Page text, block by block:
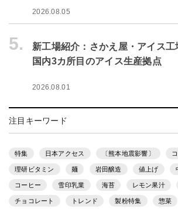
2026.08.05
5.
新工場紹介：さかえ屋・アイス
国内3カ所目のアイス生産拠点
2026.08.01
注目キーワード
特集 日本アクセス 〔熊本地震影響〕
理研ビタミン 麺 岩田醸造 値上げ
コーヒー 雪印乳業 海苔 レモン果汁
チョコレート トレンド 製粉特集 惣菜